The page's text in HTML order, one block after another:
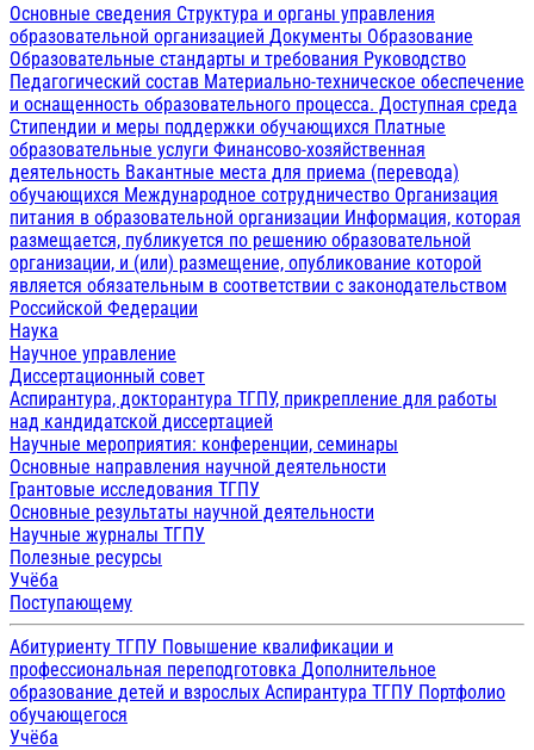
Основные сведения Структура и органы управления
образовательной организацией Документы Образование
Образовательные стандарты и требования Руководство
Педагогический состав Материально-техническое обеспечение
и оснащенность образовательного процесса. Доступная среда
Стипендии и меры поддержки обучающихся Платные
образовательные услуги Финансово-хозяйственная
деятельность Вакантные места для приема (перевода)
обучающихся Международное сотрудничество Организация
питания в образовательной организации Информация, которая
размещается, публикуется по решению образовательной
организации, и (или) размещение, опубликование которой
является обязательным в соответствии с законодательством
Российской Федерации
Наука
Научное управление
Диссертационный совет
Аспирантура, докторантура ТГПУ, прикрепление для работы
над кандидатской диссертацией
Научные мероприятия: конференции, семинары
Основные направления научной деятельности
Грантовые исследования ТГПУ
Основные результаты научной деятельности
Научные журналы ТГПУ
Полезные ресурсы
Учёба
Поступающему
Абитуриенту ТГПУ Повышение квалификации и
профессиональная переподготовка Дополнительное
образование детей и взрослых Аспирантура ТГПУ Портфолио
обучающегося
Учёба